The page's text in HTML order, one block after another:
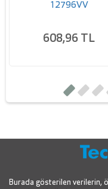
12796VV
608,96 TL
Burada gösterilen verilerin,